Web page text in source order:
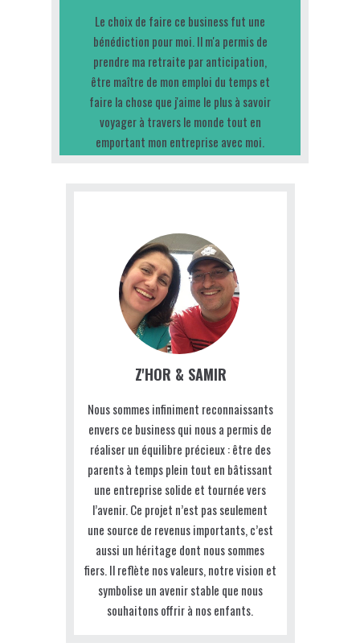
Le choix de faire ce business fut une
bénédiction pour moi. Il m'a permis de
prendre ma retraite par anticipation,
être maître de mon emploi du temps et
faire la chose que j'aime le plus à savoir
voyager à travers le monde tout en
emportant mon entreprise avec moi.
Nous sommes infiniment reconnaissants
envers ce business qui nous a permis de
réaliser un équilibre précieux : être des
parents à temps plein tout en bâtissant
une entreprise solide et tournée vers
l’avenir. Ce projet n’est pas seulement
une source de revenus importants, c’est
aussi un héritage dont nous sommes
fiers. Il reflète nos valeurs, notre vision et
symbolise un avenir stable que nous
souhaitons offrir à nos enfants.
Z'HOR & SAMIR